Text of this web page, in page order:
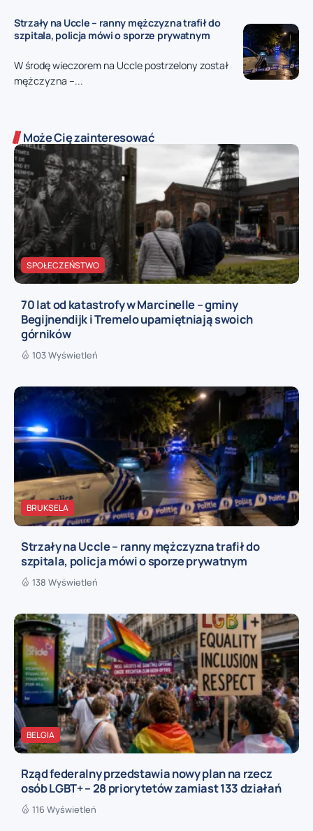
Strzały na Uccle – ranny mężczyzna trafił do
szpitala, policja mówi o sporze prywatnym
W środę wieczorem na Uccle postrzelony został
mężczyzna –...
Może Cię zainteresować
SPOŁECZEŃSTWO
70 lat od katastrofy w Marcinelle – gminy
Begijnendijk i Tremelo upamiętniają swoich
górników
103 Wyświetleń
BRUKSELA
Strzały na Uccle – ranny mężczyzna trafił do
szpitala, policja mówi o sporze prywatnym
138 Wyświetleń
BELGIA
Rząd federalny przedstawia nowy plan na rzecz
osób LGBT+ – 28 priorytetów zamiast 133 działań
116 Wyświetleń